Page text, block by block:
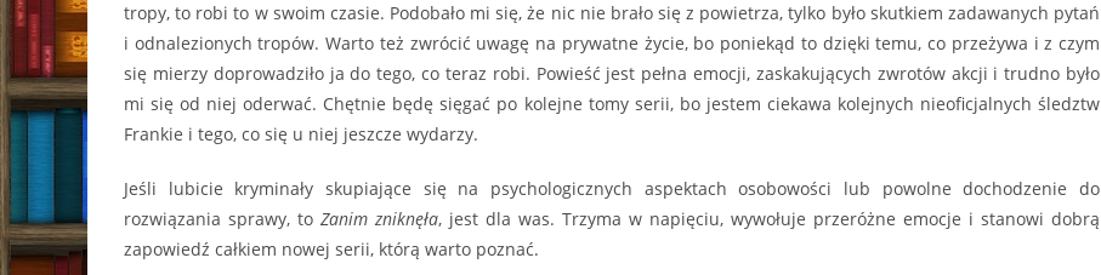
tropy, to robi to w swoim czasie. Podobało mi się, że nic nie brało się z powietrza, tylko było skutkiem zadawanych pytań
i odnalezionych tropów. Warto też zwrócić uwagę na prywatne życie, bo poniekąd to dzięki temu, co przeżywa i z czym
się mierzy doprowadziło ja do tego, co teraz robi. Powieść jest pełna emocji, zaskakujących zwrotów akcji i trudno było
mi się od niej oderwać. Chętnie będę sięgać po kolejne tomy serii, bo jestem ciekawa kolejnych nieoficjalnych śledztw
Frankie i tego, co się u niej jeszcze wydarzy.
Jeśli lubicie kryminały skupiające się na psychologicznych aspektach osobowości lub powolne dochodzenie do
rozwiązania sprawy, to Zanim zniknęła, jest dla was. Trzyma w napięciu, wywołuje przeróżne emocje i stanowi dobrą
zapowiedź całkiem nowej serii, którą warto poznać.